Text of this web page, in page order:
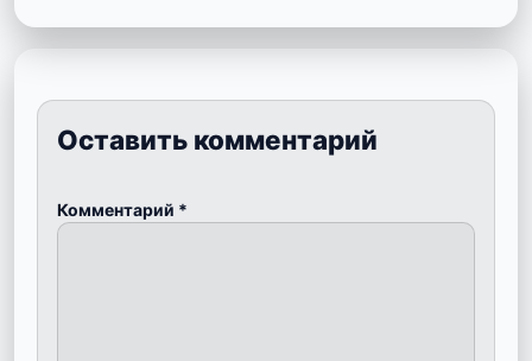
Оставить комментарий
Комментарий *